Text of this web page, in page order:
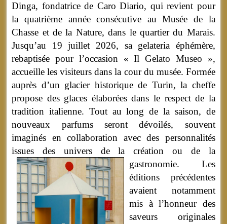
Dinga, fondatrice de Caro Diario, qui revient pour
la quatrième année consécutive au Musée de la
Chasse et de la Nature, dans le quartier du Marais.
Jusqu’au 19 juillet 2026, sa gelateria éphémère,
rebaptisée pour l’occasion « Il Gelato Museo »,
accueille les visiteurs dans la cour du musée. Formée
auprès d’un glacier historique de Turin, la cheffe
propose des glaces élaborées dans le respect de la
tradition italienne. Tout au long de la saison, de
nouveaux parfums seront dévoilés, souvent
imaginés en collaboration avec des personnalités
issues des univers de la création ou de la
gastronomie. Les
éditions précédentes
avaient notamment
mis à l’honneur des
saveurs originales